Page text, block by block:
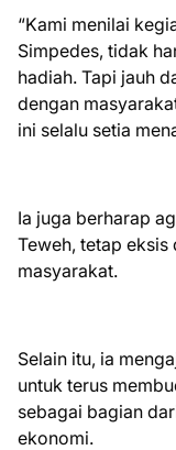
“Kami menilai
Simpedes, tidak
hadiah. Tapi jauh
dengan
ini selalu setia
Ia juga berharap
Teweh, tetap
masyarakat.
Selain itu, ia
untuk terus
sebagai bagian
ekonomi.